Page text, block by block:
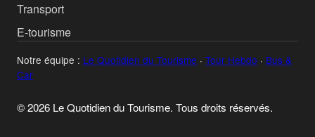
Transport
E-tourisme
Notre équipe : Le Quotidien du Tourisme · Tour Hebdo · Bus &
Car
© 2026 Le Quotidien du Tourisme. Tous droits réservés.